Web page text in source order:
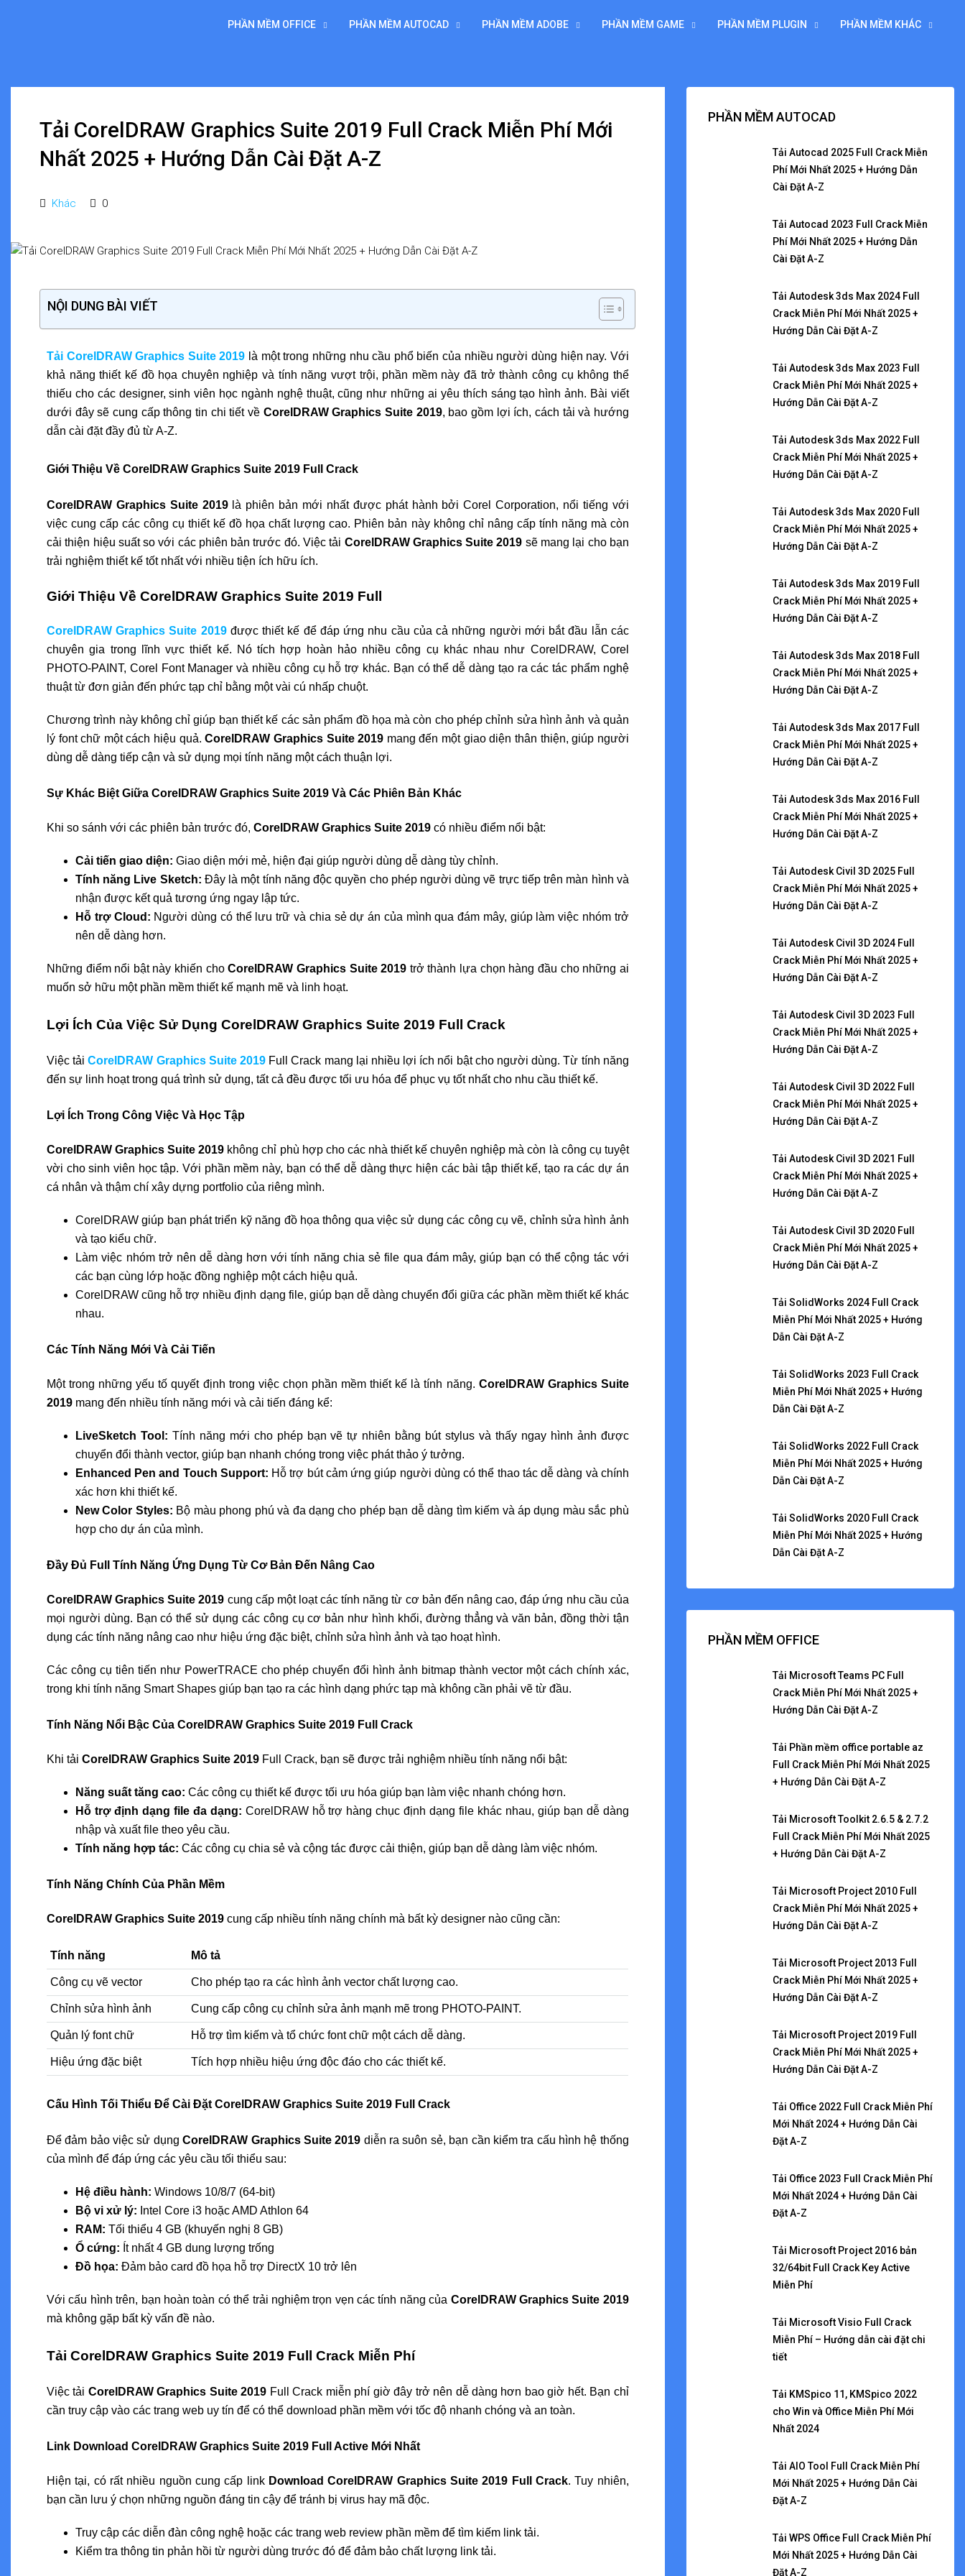
PHẦN MỀM OFFICE PHẦN MỀM AUTOCAD PHẦN MỀM ADOBE PHẦN MỀM GAME PHẦN MỀM PLUGIN PHẦN MỀM KHÁC
Tải CorelDRAW Graphics Suite 2019 Full Crack Miễn Phí Mới
Nhất 2025 + Hướng Dẫn Cài Đặt A-Z
Khác 0
NỘI DUNG BÀI VIẾT
Tải CorelDRAW Graphics Suite 2019 là một trong những nhu cầu phổ biến của nhiều người dùng hiện nay. Với
khả năng thiết kế đồ họa chuyên nghiệp và tính năng vượt trội, phần mềm này đã trở thành công cụ không thể
thiếu cho các designer, sinh viên học ngành nghệ thuật, cũng như những ai yêu thích sáng tạo hình ảnh. Bài viết
dưới đây sẽ cung cấp thông tin chi tiết về CorelDRAW Graphics Suite 2019, bao gồm lợi ích, cách tải và hướng
dẫn cài đặt đầy đủ từ A-Z.
Giới Thiệu Về CorelDRAW Graphics Suite 2019 Full Crack
CorelDRAW Graphics Suite 2019là phiên bản mới nhất được phát hành bởi Corel Corporation, nổi tiếng với
việc cung cấp các công cụ thiết kế đồ họa chất lượng cao. Phiên bản này không chỉ nâng cấp tính năng mà còn
cải thiện hiệu suất so với các phiên bản trước đó. Việc tải CorelDRAW Graphics Suite 2019 sẽ mang lại cho bạn
trải nghiệm thiết kế tốt nhất với nhiều tiện ích hữu ích.
Giới Thiệu Về CorelDRAW Graphics Suite 2019 Full
CorelDRAW Graphics Suite 2019được thiết kế để đáp ứng nhu cầu của cả những người mới bắt đầu lẫn các
chuyên gia trong lĩnh vực thiết kế. Nó tích hợp hoàn hảo nhiều công cụ khác nhau như CorelDRAW, Corel
PHOTO-PAINT, Corel Font Manager và nhiều công cụ hỗ trợ khác. Bạn có thể dễ dàng tạo ra các tác phẩm nghệ
thuật từ đơn giản đến phức tạp chỉ bằng một vài cú nhấp chuột.
Chương trình này không chỉ giúp bạn thiết kế các sản phẩm đồ họa mà còn cho phép chỉnh sửa hình ảnh và quản
lý font chữ một cách hiệu quả.CorelDRAW Graphics Suite 2019 mang đến một giao diện thân thiện, giúp người
dùng dễ dàng tiếp cận và sử dụng mọi tính năng một cách thuận lợi.
Sự Khác Biệt Giữa CorelDRAW Graphics Suite 2019 Và Các Phiên Bản Khác
Khi so sánh với các phiên bản trước đó, CorelDRAW Graphics Suite 2019 có nhiều điểm nổi bật:
Cải tiến giao diện: Giao diện mới mẻ, hiện đại giúp người dùng dễ dàng tùy chỉnh.
Tính năng Live Sketch: Đây là một tính năng độc quyền cho phép người dùng vẽ trực tiếp trên màn hình và
nhận được kết quả tương ứng ngay lập tức.
Hỗ trợ Cloud: Người dùng có thể lưu trữ và chia sẻ dự án của mình qua đám mây, giúp làm việc nhóm trở
nên dễ dàng hơn.
Những điểm nổi bật này khiến choCorelDRAW Graphics Suite 2019 trở thành lựa chọn hàng đầu cho những ai
muốn sở hữu một phần mềm thiết kế mạnh mẽ và linh hoạt.
Lợi Ích Của Việc Sử Dụng CorelDRAW Graphics Suite 2019 Full Crack
Việc tảiCorelDRAW Graphics Suite 2019Full Crack mang lại nhiều lợi ích nổi bật cho người dùng. Từ tính năng
đến sự linh hoạt trong quá trình sử dụng, tất cả đều được tối ưu hóa để phục vụ tốt nhất cho nhu cầu thiết kế.
Lợi Ích Trong Công Việc Và Học Tập
CorelDRAW Graphics Suite 2019 không chỉ phù hợp cho các nhà thiết kế chuyên nghiệp mà còn là công cụ tuyệt
vời cho sinh viên học tập. Với phần mềm này, bạn có thể dễ dàng thực hiện các bài tập thiết kế, tạo ra các dự án
cá nhân và thậm chí xây dựng portfolio của riêng mình.
CorelDRAW giúp bạn phát triển kỹ năng đồ họa thông qua việc sử dụng các công cụ vẽ, chỉnh sửa hình ảnh
và tạo kiểu chữ.
Làm việc nhóm trở nên dễ dàng hơn với tính năng chia sẻ file qua đám mây, giúp bạn có thể cộng tác với
các bạn cùng lớp hoặc đồng nghiệp một cách hiệu quả.
CorelDRAW cũng hỗ trợ nhiều định dạng file, giúp bạn dễ dàng chuyển đổi giữa các phần mềm thiết kế khác
nhau.
Các Tính Năng Mới Và Cải Tiến
Một trong những yếu tố quyết định trong việc chọn phần mềm thiết kế là tính năng. CorelDRAW Graphics Suite
2019 mang đến nhiều tính năng mới và cải tiến đáng kể:
LiveSketch Tool: Tính năng mới cho phép bạn vẽ tự nhiên bằng bút stylus và thấy ngay hình ảnh được
chuyển đổi thành vector, giúp bạn nhanh chóng trong việc phát thảo ý tưởng.
Enhanced Pen and Touch Support: Hỗ trợ bút cảm ứng giúp người dùng có thể thao tác dễ dàng và chính
xác hơn khi thiết kế.
New Color Styles: Bộ màu phong phú và đa dạng cho phép bạn dễ dàng tìm kiếm và áp dụng màu sắc phù
hợp cho dự án của mình.
Đầy Đủ Full Tính Năng Ứng Dụng Từ Cơ Bản Đến Nâng Cao
CorelDRAW Graphics Suite 2019 cung cấp một loạt các tính năng từ cơ bản đến nâng cao, đáp ứng nhu cầu của
mọi người dùng. Bạn có thể sử dụng các công cụ cơ bản như hình khối, đường thẳng và văn bản, đồng thời tận
dụng các tính năng nâng cao như hiệu ứng đặc biệt, chỉnh sửa hình ảnh và tạo hoạt hình.
Các công cụ tiên tiến như PowerTRACE cho phép chuyển đổi hình ảnh bitmap thành vector một cách chính xác,
trong khi tính năng Smart Shapes giúp bạn tạo ra các hình dạng phức tạp mà không cần phải vẽ từ đầu.
Tính Năng Nổi Bậc Của CorelDRAW Graphics Suite 2019 Full Crack
Khi tải CorelDRAW Graphics Suite 2019 Full Crack, bạn sẽ được trải nghiệm nhiều tính năng nổi bật:
Năng suất tăng cao: Các công cụ thiết kế được tối ưu hóa giúp bạn làm việc nhanh chóng hơn.
Hỗ trợ định dạng file đa dạng: CorelDRAW hỗ trợ hàng chục định dạng file khác nhau, giúp bạn dễ dàng
nhập và xuất file theo yêu cầu.
Tính năng hợp tác: Các công cụ chia sẻ và cộng tác được cải thiện, giúp bạn dễ dàng làm việc nhóm.
Tính Năng Chính Của Phần Mềm
CorelDRAW Graphics Suite 2019 cung cấp nhiều tính năng chính mà bất kỳ designer nào cũng cần:
Tính năng Mô tả
Công cụ vẽ vector Cho phép tạo ra các hình ảnh vector chất lượng cao.
Chỉnh sửa hình ảnh Cung cấp công cụ chỉnh sửa ảnh mạnh mẽ trong PHOTO-PAINT.
Quản lý font chữ Hỗ trợ tìm kiếm và tổ chức font chữ một cách dễ dàng.
Hiệu ứng đặc biệt Tích hợp nhiều hiệu ứng độc đáo cho các thiết kế.
Cấu Hình Tối Thiểu Để Cài Đặt CorelDRAW Graphics Suite 2019 Full Crack
Để đảm bảo việc sử dụngCorelDRAW Graphics Suite 2019 diễn ra suôn sẻ, bạn cần kiểm tra cấu hình hệ thống
của mình để đáp ứng các yêu cầu tối thiểu sau:
Hệ điều hành: Windows 10/8/7 (64-bit)
Bộ vi xử lý: Intel Core i3 hoặc AMD Athlon 64
RAM: Tối thiểu 4 GB (khuyến nghị 8 GB)
Ổ cứng: Ít nhất 4 GB dung lượng trống
Đồ họa: Đảm bảo card đồ họa hỗ trợ DirectX 10 trở lên
Với cấu hình trên, bạn hoàn toàn có thể trải nghiệm trọn vẹn các tính năng của CorelDRAW Graphics Suite 2019
mà không gặp bất kỳ vấn đề nào.
Tải CorelDRAW Graphics Suite 2019 Full Crack Miễn Phí
Việc tải CorelDRAW Graphics Suite 2019 Full Crack miễn phí giờ đây trở nên dễ dàng hơn bao giờ hết. Bạn chỉ
cần truy cập vào các trang web uy tín để có thể download phần mềm với tốc độ nhanh chóng và an toàn.
Link Download CorelDRAW Graphics Suite 2019 Full Active Mới Nhất
Hiện tại, có rất nhiều nguồn cung cấp link Download CorelDRAW Graphics Suite 2019 Full Crack. Tuy nhiên,
bạn cần lưu ý chọn những nguồn đáng tin cậy để tránh bị virus hay mã độc.
Truy cập các diễn đàn công nghệ hoặc các trang web review phần mềm để tìm kiếm link tải.
Kiểm tra thông tin phản hồi từ người dùng trước đó để đảm bảo chất lượng link tải.
PHẦN MỀM AUTOCAD
Tải Autocad 2025 Full Crack Miễn
Phí Mới Nhất 2025 + Hướng Dẫn
Cài Đặt A-Z
Tải Autocad 2023 Full Crack Miễn
Phí Mới Nhất 2025 + Hướng Dẫn
Cài Đặt A-Z
Tải Autodesk 3ds Max 2024 Full
Crack Miễn Phí Mới Nhất 2025 +
Hướng Dẫn Cài Đặt A-Z
Tải Autodesk 3ds Max 2023 Full
Crack Miễn Phí Mới Nhất 2025 +
Hướng Dẫn Cài Đặt A-Z
Tải Autodesk 3ds Max 2022 Full
Crack Miễn Phí Mới Nhất 2025 +
Hướng Dẫn Cài Đặt A-Z
Tải Autodesk 3ds Max 2020 Full
Crack Miễn Phí Mới Nhất 2025 +
Hướng Dẫn Cài Đặt A-Z
Tải Autodesk 3ds Max 2019 Full
Crack Miễn Phí Mới Nhất 2025 +
Hướng Dẫn Cài Đặt A-Z
Tải Autodesk 3ds Max 2018 Full
Crack Miễn Phí Mới Nhất 2025 +
Hướng Dẫn Cài Đặt A-Z
Tải Autodesk 3ds Max 2017 Full
Crack Miễn Phí Mới Nhất 2025 +
Hướng Dẫn Cài Đặt A-Z
Tải Autodesk 3ds Max 2016 Full
Crack Miễn Phí Mới Nhất 2025 +
Hướng Dẫn Cài Đặt A-Z
Tải Autodesk Civil 3D 2025 Full
Crack Miễn Phí Mới Nhất 2025 +
Hướng Dẫn Cài Đặt A-Z
Tải Autodesk Civil 3D 2024 Full
Crack Miễn Phí Mới Nhất 2025 +
Hướng Dẫn Cài Đặt A-Z
Tải Autodesk Civil 3D 2023 Full
Crack Miễn Phí Mới Nhất 2025 +
Hướng Dẫn Cài Đặt A-Z
Tải Autodesk Civil 3D 2022 Full
Crack Miễn Phí Mới Nhất 2025 +
Hướng Dẫn Cài Đặt A-Z
Tải Autodesk Civil 3D 2021 Full
Crack Miễn Phí Mới Nhất 2025 +
Hướng Dẫn Cài Đặt A-Z
Tải Autodesk Civil 3D 2020 Full
Crack Miễn Phí Mới Nhất 2025 +
Hướng Dẫn Cài Đặt A-Z
Tải SolidWorks 2024 Full Crack
Miễn Phí Mới Nhất 2025 + Hướng
Dẫn Cài Đặt A-Z
Tải SolidWorks 2023 Full Crack
Miễn Phí Mới Nhất 2025 + Hướng
Dẫn Cài Đặt A-Z
Tải SolidWorks 2022 Full Crack
Miễn Phí Mới Nhất 2025 + Hướng
Dẫn Cài Đặt A-Z
Tải SolidWorks 2020 Full Crack
Miễn Phí Mới Nhất 2025 + Hướng
Dẫn Cài Đặt A-Z
PHẦN MỀM OFFICE
Tải Microsoft Teams PC Full
Crack Miễn Phí Mới Nhất 2025 +
Hướng Dẫn Cài Đặt A-Z
Tải Phần mềm office portable az
Full Crack Miễn Phí Mới Nhất 2025
+ Hướng Dẫn Cài Đặt A-Z
Tải Microsoft Toolkit 2.6.5 & 2.7.2
Full Crack Miễn Phí Mới Nhất 2025
+ Hướng Dẫn Cài Đặt A-Z
Tải Microsoft Project 2010 Full
Crack Miễn Phí Mới Nhất 2025 +
Hướng Dẫn Cài Đặt A-Z
Tải Microsoft Project 2013 Full
Crack Miễn Phí Mới Nhất 2025 +
Hướng Dẫn Cài Đặt A-Z
Tải Microsoft Project 2019 Full
Crack Miễn Phí Mới Nhất 2025 +
Hướng Dẫn Cài Đặt A-Z
Tải Office 2022 Full Crack Miễn Phí
Mới Nhất 2024 + Hướng Dẫn Cài
Đặt A-Z
Tải Office 2023 Full Crack Miễn Phí
Mới Nhất 2024 + Hướng Dẫn Cài
Đặt A-Z
Tải Microsoft Project 2016 bản
32/64bit Full Crack Key Active
Miễn Phí
Tải Microsoft Visio Full Crack
Miễn Phí – Hướng dẫn cài đặt chi
tiết
Tải KMSpico 11, KMSpico 2022
cho Win và Office Miễn Phí Mới
Nhất 2024
Tải AIO Tool Full Crack Miễn Phí
Mới Nhất 2025 + Hướng Dẫn Cài
Đặt A-Z
Tải WPS Office Full Crack Miễn Phí
Mới Nhất 2025 + Hướng Dẫn Cài
Đặt A-Z